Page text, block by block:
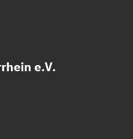
e.V.